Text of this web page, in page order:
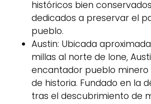
históricos bien
dedicados a preservar el
pueblo.
Austin: Ubicada
millas al norte de Ione,
encantador pueblo
de historia. Fundado en la
tras el descubrimiento de